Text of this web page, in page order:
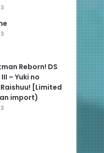
Reborn! DS
– Yuki no
[Limited
import)